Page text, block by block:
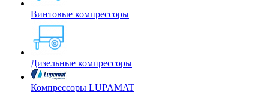
Винтовые компрессоры
Дизельные компрессоры
Компрессоры LUPAMAT